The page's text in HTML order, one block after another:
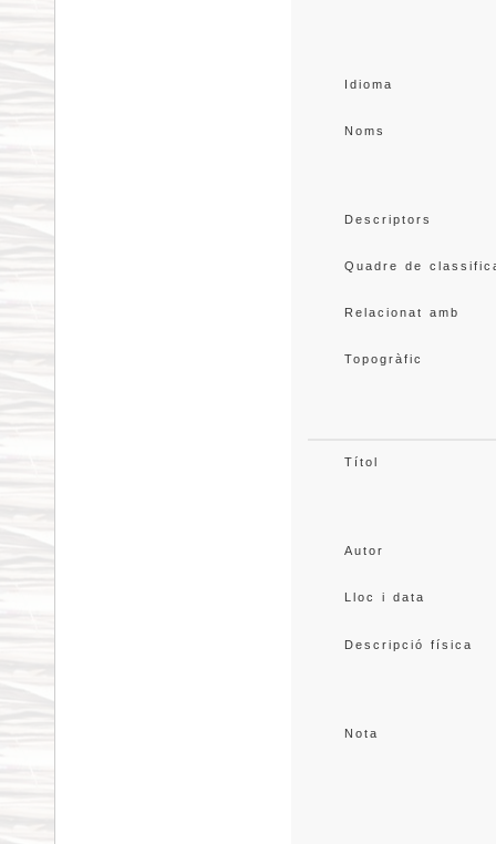
Idioma
Noms
Descriptors
Quadre de
Relacionat amb
Topogràfic
Títol
Autor
Lloc i data
Descripció física
Nota